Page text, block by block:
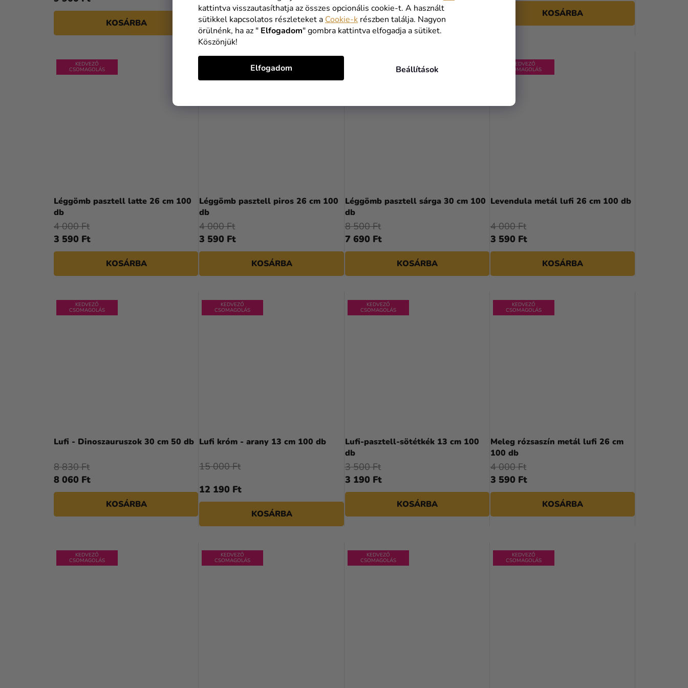
kattintva visszautasíthatja az összes opcionális cookie-t. A használt
sütikkel kapcsolatos részleteket a Cookie-k részben találja. Nagyon
örülnénk, ha az " Elfogadom" gombra kattintva elfogadja a sütiket.
Köszönjük!
Beállítások
Elfogadom
KOSÁRBA
KOSÁRBA KOSÁRBA KOSÁRBA
KEDVEZŐ
CSOMAGOLÁS
Léggömb pasztell latte 26 cm 100
db
3 590 Ft
4 000 Ft
KOSÁRBA
Léggömb pasztell piros 26 cm 100
db
3 590 Ft
4 000 Ft
KOSÁRBA
Léggömb pasztell sárga 30 cm 100
db
7 690 Ft
8 500 Ft
KOSÁRBA
KEDVEZŐ
CSOMAGOLÁS
Levendula metál lufi 26 cm 100 db
3 590 Ft
4 000 Ft
KOSÁRBA
KEDVEZŐ
CSOMAGOLÁS
Lufi - Dinoszauruszok 30 cm 50 db
8 060 Ft
8 830 Ft
KOSÁRBA
KEDVEZŐ
CSOMAGOLÁS
Lufi króm - arany 13 cm 100 db
12 190 Ft
15 000 Ft
KOSÁRBA
KEDVEZŐ
CSOMAGOLÁS
Lufi-pasztell-sötétkék 13 cm 100
db
3 190 Ft
3 500 Ft
KOSÁRBA
KEDVEZŐ
CSOMAGOLÁS
Meleg rózsaszín metál lufi 26 cm
100 db
3 590 Ft
4 000 Ft
KOSÁRBA
KEDVEZŐ
CSOMAGOLÁS
KEDVEZŐ
CSOMAGOLÁS
KEDVEZŐ
CSOMAGOLÁS
KEDVEZŐ
CSOMAGOLÁS